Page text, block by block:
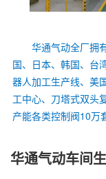
华通气动全厂拥
国、日本、韩国、台
器人加工生产线、美
工中心、刀塔式双头
产能各类控制阀10万
华通气动车间